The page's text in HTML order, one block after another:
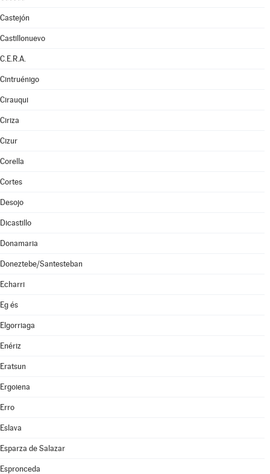
Castejón
Castillonuevo
C.E.R.A.
Cintruénigo
Cirauqui
Ciriza
Cizur
Corella
Cortes
Desojo
Dicastillo
Donamaria
Doneztebe/Santesteban
Echarri
Eg és
Elgorriaga
Enériz
Eratsun
Ergoiena
Erro
Eslava
Esparza de Salazar
Espronceda